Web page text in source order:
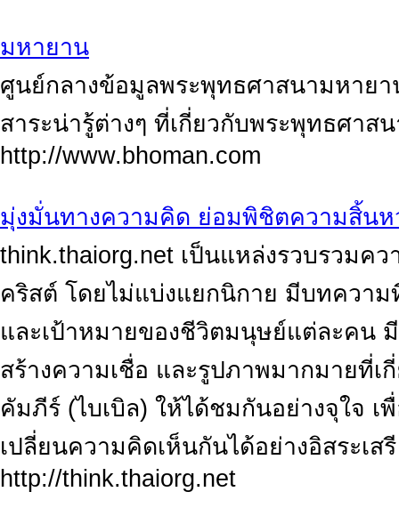
มหายาน
ศูนย์กลางข้อมูลพระพุทธศาสนามหายา
สาระน่ารู้ต่างๆ ที่เกี่ยวกับพระพุทธศา
http://www.bhoman.com
มุ่งมั่นทางความคิด ย่อมพิชิตความสิ้นห
think.thaiorg.net เป็นแหล่งรวบรวมค
คริสต์ โดยไม่แบ่งแยกนิกาย มีบทควา
และเป้าหมายของชีวิตมนุษย์แต่ละคน
สร้างความเชื่อ และรูปภาพมากมายที่เ
คัมภีร์ (ไบเบิล) ให้ได้ชมกันอย่างจุใจ
เปลี่ยนความคิดเห็นกันได้อย่างอิสระเสรี
http://think.thaiorg.net